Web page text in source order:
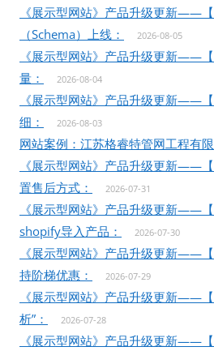
《展示型网站》产品升级更新——
（Schema）上线：
2026-08-05
《展示型网站》产品升级更新——
量：
2026-08-04
《展示型网站》产品升级更新——
细：
2026-08-03
网站案例：江苏格睿特管网工程有
《展示型网站》产品升级更新——
置售后方式：
2026-07-31
《展示型网站》产品升级更新——
shopify导入产品：
2026-07-30
《展示型网站》产品升级更新——
持阶梯优惠：
2026-07-29
《展示型网站》产品升级更新——
析”：
2026-07-28
《展示型网站》产品升级更新——